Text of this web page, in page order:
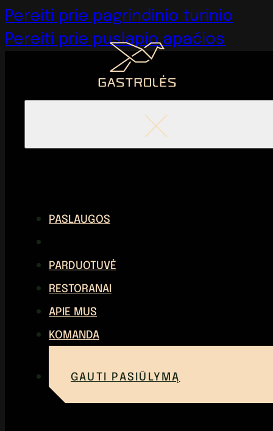
Pereiti prie pagrindinio turinio
Pereiti prie puslapio apačios
PASLAUGOS
PARDUOTUVĖ
RESTORANAI
APIE MUS
KOMANDA
GAUTI PASIŪLYMĄ